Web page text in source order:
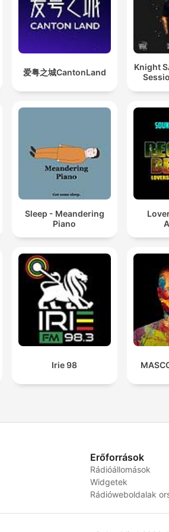
爱粤之城CantonLand
Knight
Sleep - Meandering
Piano
Irie 98
Erőforrások
Rádióállomások
Widgetek
Rádióweboldalak